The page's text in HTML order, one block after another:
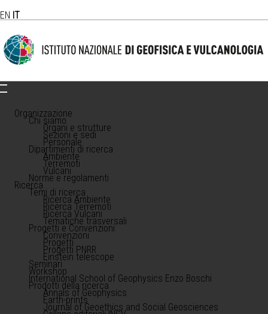
EN IT
Organizzazione
Chi siamo
Organi e strutture
Sezioni e sedi
Personale
Dipartimenti di ricerca
Ambiente
Terremoti
Vulcani
Norme e regolamenti
Ricerca
Temi di ricerca
Ricerca Ambiente
Ricerca Terremoti
Ricerca Vulcani
Tematiche trasversali
Progetti e Convenzioni
Convenzioni
Progetti
Progetti PNRR
Einstein telescope
Seminari
Workshop
International School of Geophysics Enzo Boschi
Prodotti della ricerca
Annals of Geophysics
Earth-prints
Journal of Geoethics and Social Geosciences